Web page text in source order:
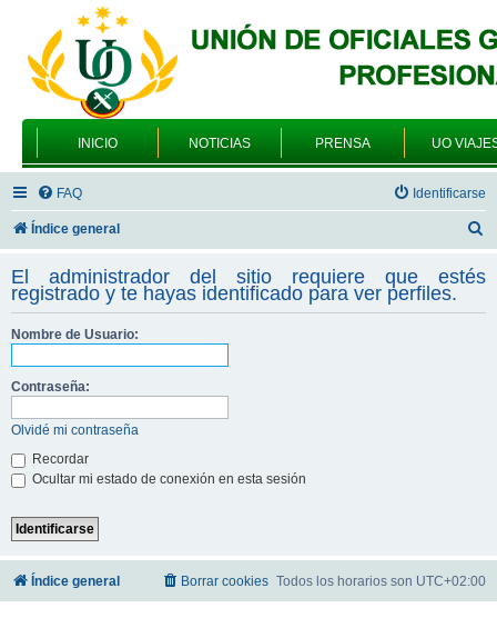
INICIO NOTICIAS PRENSA UO
FAQ Identificarse
Índice general
s
c
El administrador del sitio requiere que estés
registrado y te hayas identificado para ver perfiles.
Nombre de Usuario:
Contraseña:
Olvidé mi contraseña
Recordar
Ocultar mi estado de conexión en esta sesión
Índice general Todos los horarios son UTC+02:00
Borrar cookies